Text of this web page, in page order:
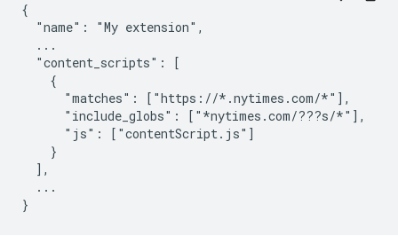
{
  "name": "My extension",
  ...
  "content_scripts": [
    {
      "matches": ["https://*.nytimes.com/*"],
      "include_globs": ["*nytimes.com/???s/*"],
      "js": ["contentScript.js"]
    }
  ],
  ...